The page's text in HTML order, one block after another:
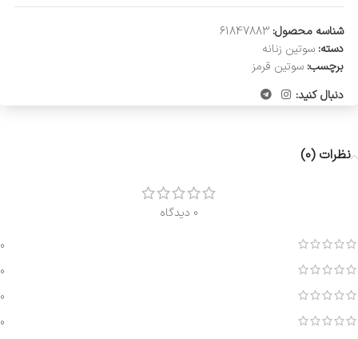
شناسه محصول: 61847883
دسته: سوتین زنانه
برچسب: سوتین قرمز
دنبال کنید:
نظرات (0)
0 دیدگاه
0
0
0
0